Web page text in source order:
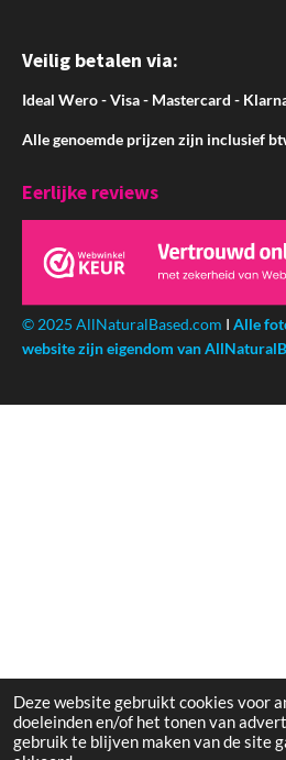
Deze website gebruikt cookies voor
doeleinden en/of het tonen van
gebruik te blijven maken van de site
Veilig betalen via:
Ideal Wero - Visa - Mastercard -
Alle genoemde prijzen zijn inclusief
Eerlijke reviews
© 2025 AllNaturalBased.com I Alle
website zijn eigendom van